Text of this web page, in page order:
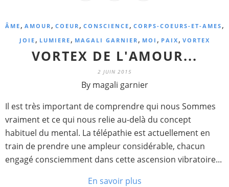
ÂME , AMOUR , COEUR , CONSCIENCE , CORPS-COEURS-ET-AMES ,
JOIE , LUMIERE , MAGALI GARNIER , MOI , PAIX , VORTEX
VORTEX DE L'AMOUR...
2 JUIN 2015
By magali garnier
Il est très important de comprendre qui nous Sommes
vraiment et ce qui nous relie au-delà du concept
habituel du mental. La télépathie est actuellement en
train de prendre une ampleur considérable, chacun
engagé consciemment dans cette ascension vibratoire...
En savoir plus